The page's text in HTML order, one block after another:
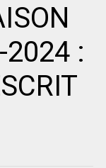
2024 :